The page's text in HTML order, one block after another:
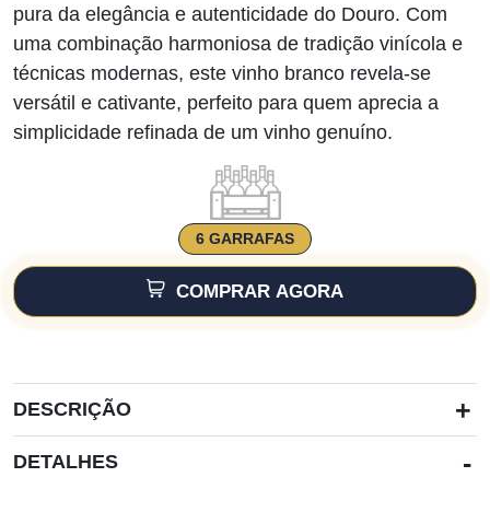
pura da elegância e autenticidade do Douro. Com
uma combinação harmoniosa de tradição vinícola e
técnicas modernas, este vinho branco revela-se
versátil e cativante, perfeito para quem aprecia a
simplicidade refinada de um vinho genuíno.
6 GARRAFAS
COMPRAR AGORA
DESCRIÇÃO +
DETALHES -